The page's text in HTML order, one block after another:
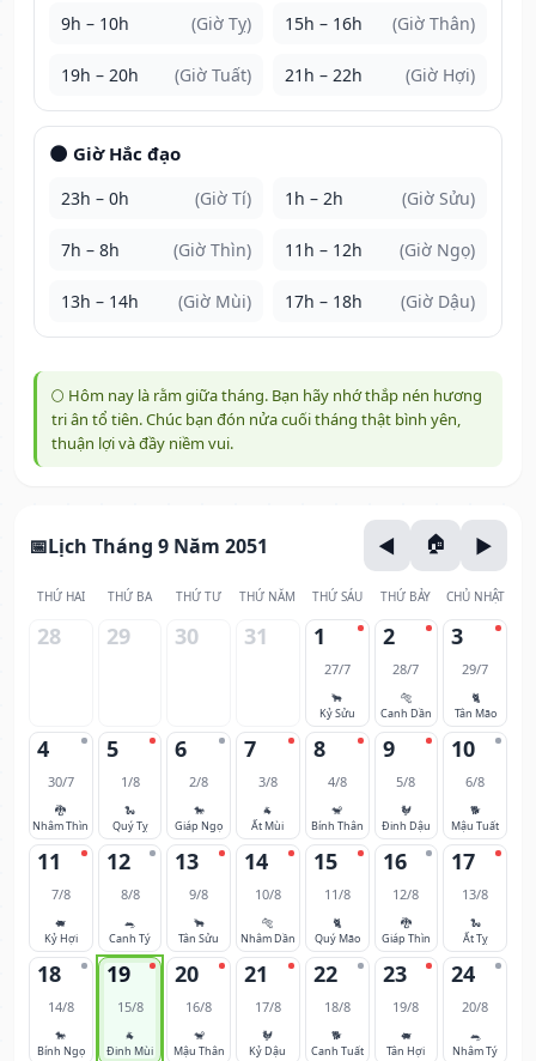
9h – 10h (Giờ Tỵ) 15h – 16h (Giờ Thân)
19h – 20h (Giờ Tuất) 21h – 22h (Giờ Hợi)
🌑 Giờ Hắc đạo
23h – 0h (Giờ Tí) 1h – 2h (Giờ Sửu)
7h – 8h (Giờ Thìn) 11h – 12h (Giờ Ngọ)
13h – 14h (Giờ Mùi) 17h – 18h (Giờ Dậu)
🌕 Hôm nay là rằm giữa tháng. Bạn hãy nhớ thắp nén hương
tri ân tổ tiên. Chúc bạn đón nửa cuối tháng thật bình yên,
thuận lợi và đầy niềm vui.
Lịch Tháng 9 Năm 2051
THỨ HAI THỨ BA THỨ TƯ THỨ NĂM THỨ SÁU THỨ BẢY CHỦ NHẬT
28 29 30 31 1
27/7
🐂
Kỷ Sửu
2
28/7
🐅
Canh Dần
3
29/7
🐈
Tân Mão
4
30/7
🐉
Nhâm Thìn
5
1/8
🐍
Quý Tỵ
6
2/8
🐎
Giáp Ngọ
7
3/8
🐐
Ất Mùi
8
4/8
🐒
Bính Thân
9
5/8
🐓
Đinh Dậu
10
6/8
🐕
Mậu Tuất
11
7/8
🐖
Kỷ Hợi
12
8/8
🐀
Canh Tý
13
9/8
🐂
Tân Sửu
14
10/8
🐅
Nhâm Dần
15
11/8
🐈
Quý Mão
16
12/8
🐉
Giáp Thìn
17
13/8
🐍
Ất Tỵ
18
14/8
🐎
Bính Ngọ
19
15/8
🐐
Đinh Mùi
20
16/8
🐒
Mậu Thân
21
17/8
🐓
Kỷ Dậu
22
18/8
🐕
Canh Tuất
23
19/8
🐖
Tân Hợi
24
20/8
🐀
Nhâm Tý